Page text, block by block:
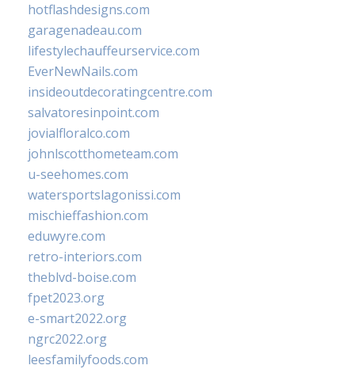
hotflashdesigns.com
garagenadeau.com
lifestylechauffeurservice.com
EverNewNails.com
insideoutdecoratingcentre.com
salvatoresinpoint.com
jovialfloralco.com
johnlscotthometeam.com
u-seehomes.com
watersportslagonissi.com
mischieffashion.com
eduwyre.com
retro-interiors.com
theblvd-boise.com
fpet2023.org
e-smart2022.org
ngrc2022.org
leesfamilyfoods.com